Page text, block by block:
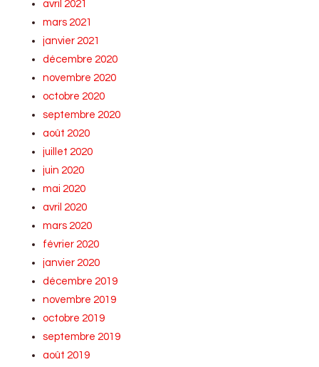
avril 2021
mars 2021
janvier 2021
décembre 2020
novembre 2020
octobre 2020
septembre 2020
août 2020
juillet 2020
juin 2020
mai 2020
avril 2020
mars 2020
février 2020
janvier 2020
décembre 2019
novembre 2019
octobre 2019
septembre 2019
août 2019